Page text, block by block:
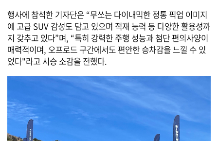
행사에 참석한 기자단은 “무쏘는 다이내믹한 정통 픽업 이미지
에 고급 SUV 감성도 담고 있으며 적재 능력 등 다양한 활용성까
지 갖추고 있다”며, “특히 강력한 주행 성능과 첨단 편의사양이
매력적이며, 오프로드 구간에서도 편안한 승차감을 느낄 수 있
었다"라고 시승 소감을 전했다.